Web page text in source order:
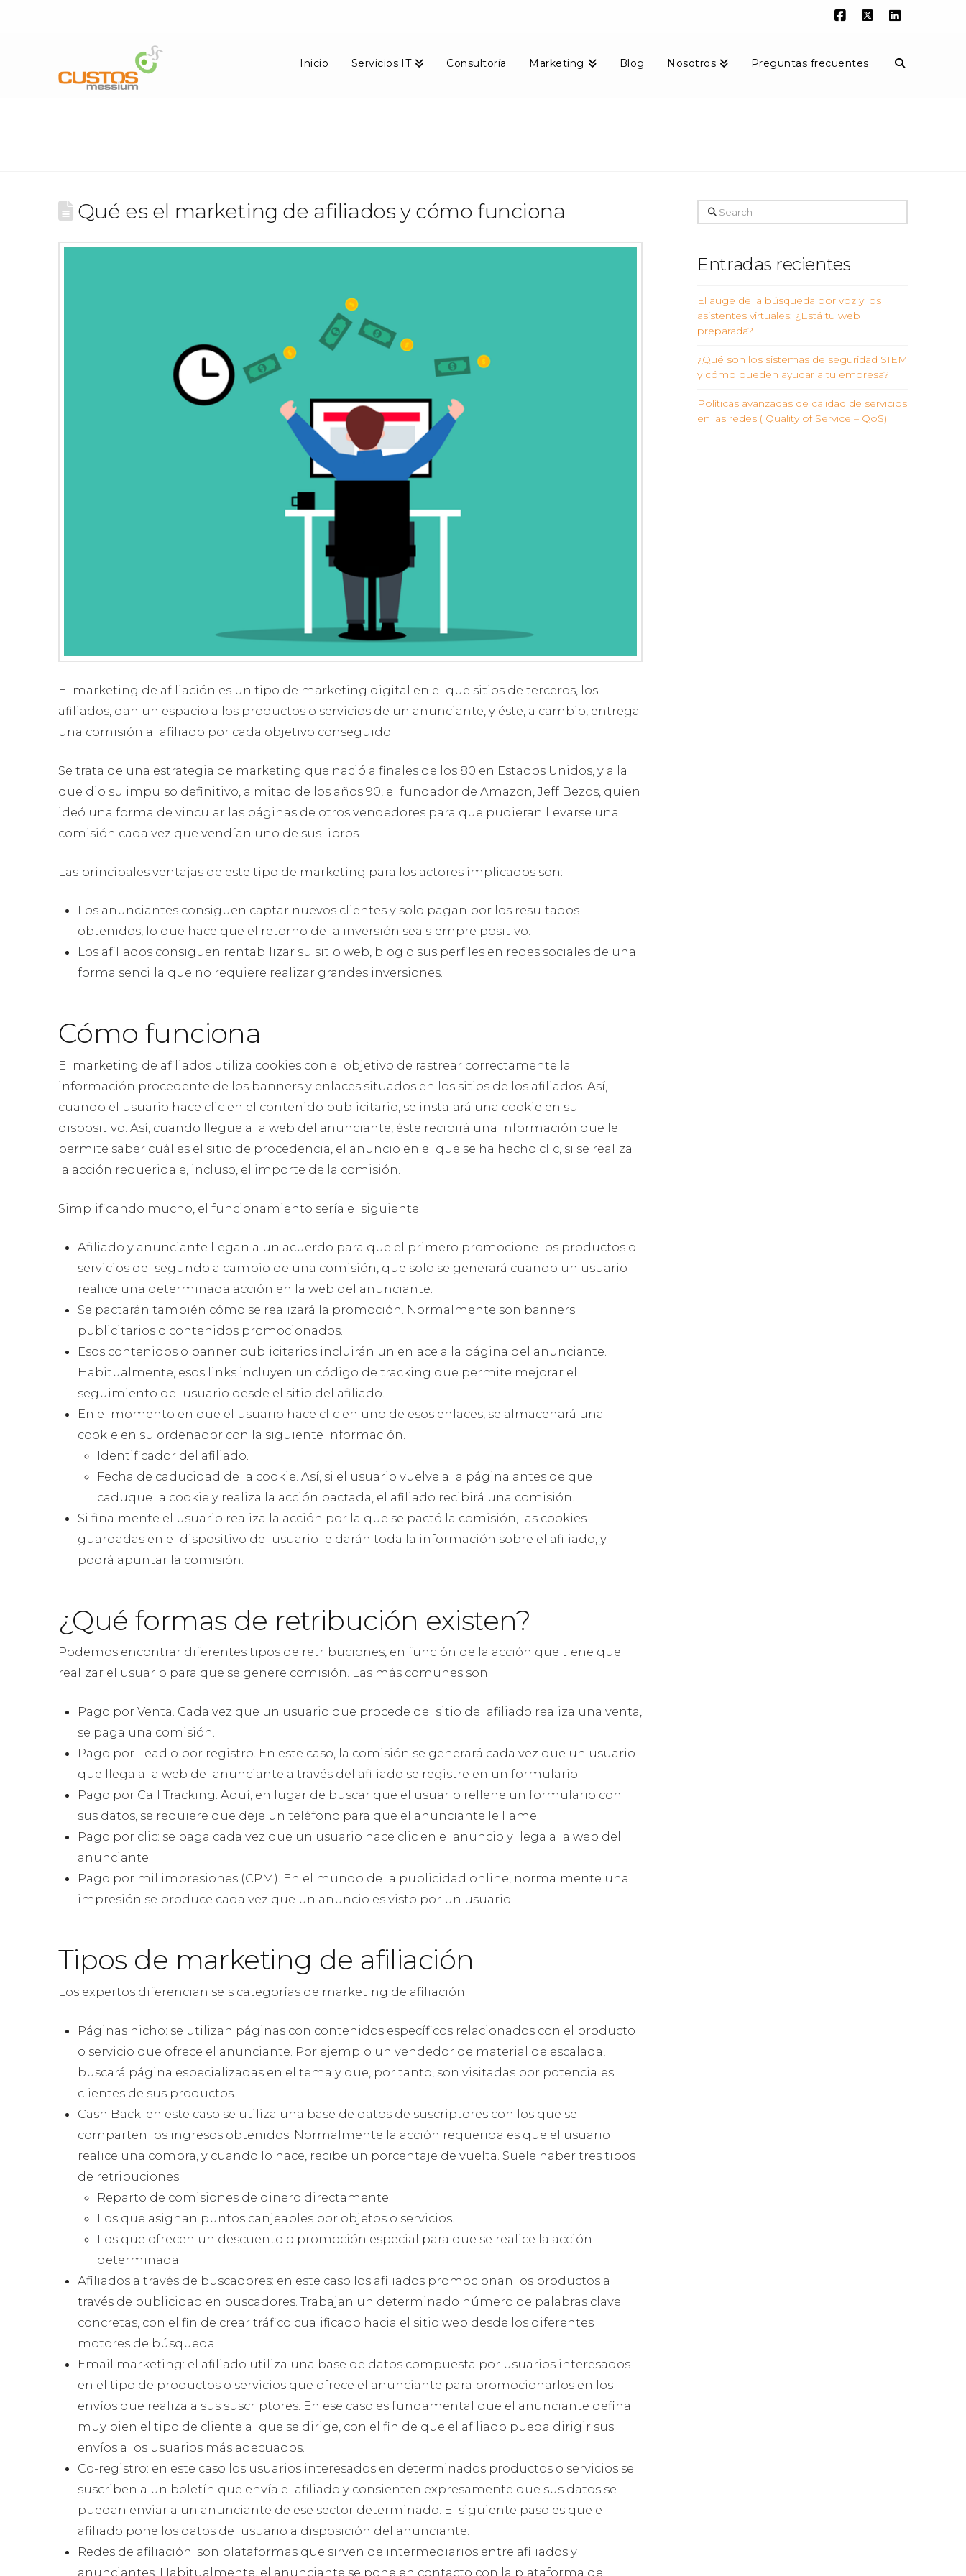
Inicio Servicios IT Consultoría Marketing Blog Nosotros Preguntas frecuentes
Qué es el marketing de afiliados y cómo funciona
El marketing de afiliación es un tipo de marketing digital en el que sitios de terceros, los
afiliados, dan un espacio a los productos o servicios de un anunciante, y éste, a cambio, entrega
una comisión al afiliado por cada objetivo conseguido.
Se trata de una estrategia de marketing que nació a finales de los 80 en Estados Unidos, y a la
que dio su impulso definitivo, a mitad de los años 90, el fundador de Amazon, Jeff Bezos, quien
ideó una forma de vincular las páginas de otros vendedores para que pudieran llevarse una
comisión cada vez que vendían uno de sus libros.
Las principales ventajas de este tipo de marketing para los actores implicados son:
Los anunciantes consiguen captar nuevos clientes y solo pagan por los resultados
obtenidos, lo que hace que el retorno de la inversión sea siempre positivo.
Los afiliados consiguen rentabilizar su sitio web, blog o sus perfiles en redes sociales de una
forma sencilla que no requiere realizar grandes inversiones.
Cómo funciona
El marketing de afiliados utiliza cookies con el objetivo de rastrear correctamente la
información procedente de los banners y enlaces situados en los sitios de los afiliados. Así,
cuando el usuario hace clic en el contenido publicitario, se instalará una cookie en su
dispositivo. Así, cuando llegue a la web del anunciante, éste recibirá una información que le
permite saber cuál es el sitio de procedencia, el anuncio en el que se ha hecho clic, si se realiza
la acción requerida e, incluso, el importe de la comisión.
Simplificando mucho, el funcionamiento sería el siguiente:
Afiliado y anunciante llegan a un acuerdo para que el primero promocione los productos o
servicios del segundo a cambio de una comisión, que solo se generará cuando un usuario
realice una determinada acción en la web del anunciante.
Se pactarán también cómo se realizará la promoción. Normalmente son banners
publicitarios o contenidos promocionados.
Esos contenidos o banner publicitarios incluirán un enlace a la página del anunciante.
Habitualmente, esos links incluyen un código de tracking que permite mejorar el
seguimiento del usuario desde el sitio del afiliado.
En el momento en que el usuario hace clic en uno de esos enlaces, se almacenará una
cookie en su ordenador con la siguiente información.
Identificador del afiliado.
Fecha de caducidad de la cookie. Así, si el usuario vuelve a la página antes de que
caduque la cookie y realiza la acción pactada, el afiliado recibirá una comisión.
Si finalmente el usuario realiza la acción por la que se pactó la comisión, las cookies
guardadas en el dispositivo del usuario le darán toda la información sobre el afiliado, y
podrá apuntar la comisión.
¿Qué formas de retribución existen?
Podemos encontrar diferentes tipos de retribuciones, en función de la acción que tiene que
realizar el usuario para que se genere comisión. Las más comunes son:
Pago por Venta. Cada vez que un usuario que procede del sitio del afiliado realiza una venta,
se paga una comisión.
Pago por Lead o por registro. En este caso, la comisión se generará cada vez que un usuario
que llega a la web del anunciante a través del afiliado se registre en un formulario.
Pago por Call Tracking. Aquí, en lugar de buscar que el usuario rellene un formulario con
sus datos, se requiere que deje un teléfono para que el anunciante le llame.
Pago por clic: se paga cada vez que un usuario hace clic en el anuncio y llega a la web del
anunciante.
Pago por mil impresiones (CPM). En el mundo de la publicidad online, normalmente una
impresión se produce cada vez que un anuncio es visto por un usuario.
Tipos de marketing de afiliación
Los expertos diferencian seis categorías de marketing de afiliación:
Páginas nicho: se utilizan páginas con contenidos específicos relacionados con el producto
o servicio que ofrece el anunciante. Por ejemplo un vendedor de material de escalada,
buscará página especializadas en el tema y que, por tanto, son visitadas por potenciales
clientes de sus productos.
Cash Back: en este caso se utiliza una base de datos de suscriptores con los que se
comparten los ingresos obtenidos. Normalmente la acción requerida es que el usuario
realice una compra, y cuando lo hace, recibe un porcentaje de vuelta. Suele haber tres tipos
de retribuciones:
Reparto de comisiones de dinero directamente.
Los que asignan puntos canjeables por objetos o servicios.
Los que ofrecen un descuento o promoción especial para que se realice la acción
determinada.
Afiliados a través de buscadores: en este caso los afiliados promocionan los productos a
través de publicidad en buscadores. Trabajan un determinado número de palabras clave
concretas, con el fin de crear tráfico cualificado hacia el sitio web desde los diferentes
motores de búsqueda.
Email marketing: el afiliado utiliza una base de datos compuesta por usuarios interesados
en el tipo de productos o servicios que ofrece el anunciante para promocionarlos en los
envíos que realiza a sus suscriptores. En ese caso es fundamental que el anunciante defina
muy bien el tipo de cliente al que se dirige, con el fin de que el afiliado pueda dirigir sus
envíos a los usuarios más adecuados.
Co-registro: en este caso los usuarios interesados en determinados productos o servicios se
suscriben a un boletín que envía el afiliado y consienten expresamente que sus datos se
puedan enviar a un anunciante de ese sector determinado. El siguiente paso es que el
afiliado pone los datos del usuario a disposición del anunciante.
Redes de afiliación: son plataformas que sirven de intermediarios entre afiliados y
anunciantes. Habitualmente, el anunciante se pone en contacto con la plataforma de
Search
Entradas recientes
El auge de la búsqueda por voz y los
asistentes virtuales: ¿Está tu web
preparada?
¿Qué son los sistemas de seguridad SIEM
y cómo pueden ayudar a tu empresa?
Políticas avanzadas de calidad de servicios
en las redes ( Quality of Service – QoS)